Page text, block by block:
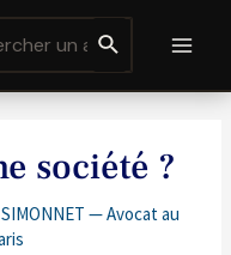
société ?
— Avocat au